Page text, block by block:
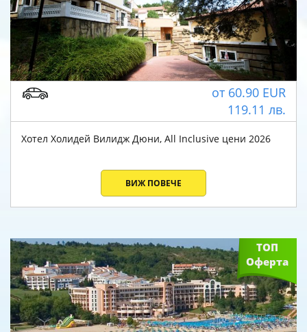
от 60.90EUR
119.11 лв.
Хотел Холидей Вилидж Дюни, All Inclusive цени 2026
ВИЖ ПОВЕЧЕ
ТОП
Оферта